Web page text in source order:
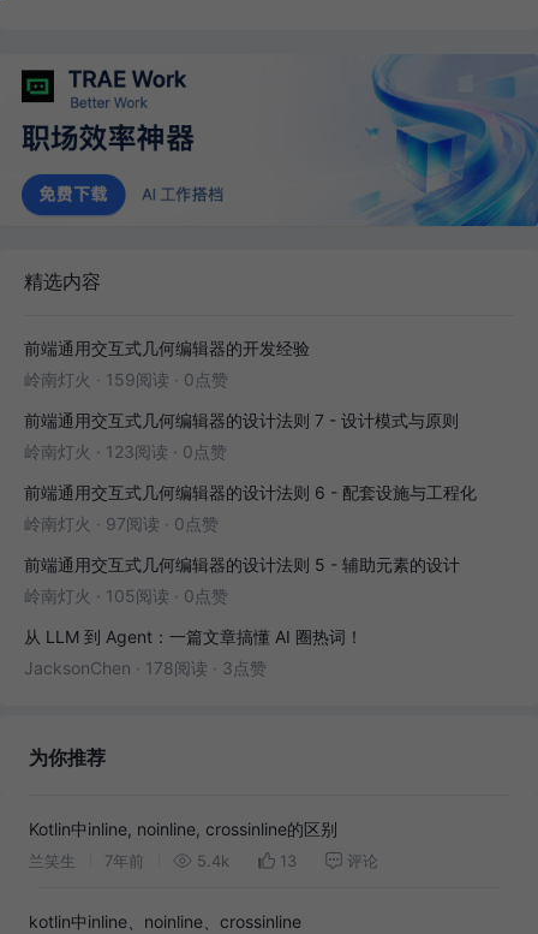
精选内容
前端通用交互式几何编辑器的开发经验
岭南灯火 · 159阅读 · 0点赞
前端通用交互式几何编辑器的设计法则 7 - 设计模式与原则
岭南灯火 · 123阅读 · 0点赞
前端通用交互式几何编辑器的设计法则 6 - 配套设施与工程化
岭南灯火 · 97阅读 · 0点赞
前端通用交互式几何编辑器的设计法则 5 - 辅助元素的设计
岭南灯火 · 105阅读 · 0点赞
从 LLM 到 Agent：一篇文章搞懂 AI 圈热词！
JacksonChen · 178阅读 · 3点赞
为你推荐
Kotlin中inline, noinline, crossinline的区别
兰笑生 7年前 5.4k 13 评论
kotlin中inline、noinline、crossinline